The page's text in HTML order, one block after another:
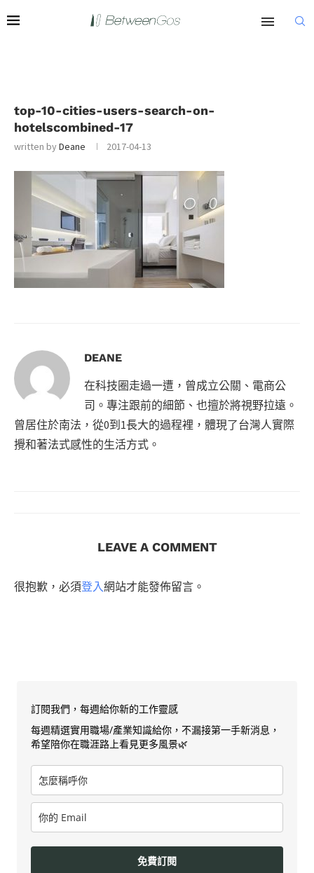
top-10-cities-users-search-on-
hotelscombined-17
written byDeane 2017-04-13
DEANE
在科技圈走過一遭，曾成立公關、電商公
司。專注跟前的細節、也擅於將視野拉遠。
曾居住於南法，從0到1長大的過程裡，體現了台灣人實際
攪和著法式感性的生活方式。
LEAVE A COMMENT
很抱歉，必須登入網站才能發佈留言。
訂閱我們，每週給你新的工作靈感
每週精選實用職場/產業知識給你，不漏接第一手新消息，
希望陪你在職涯路上看見更多風景🌿
免費訂閱